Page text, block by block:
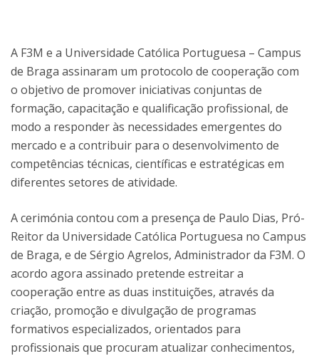
A F3M e a Universidade Católica Portuguesa – Campus
de Braga assinaram um protocolo de cooperação com
o objetivo de promover iniciativas conjuntas de
formação, capacitação e qualificação profissional, de
modo a responder às necessidades emergentes do
mercado e a contribuir para o desenvolvimento de
competências técnicas, científicas e estratégicas em
diferentes setores de atividade.
A cerimónia contou com a presença de Paulo Dias, Pró-
Reitor da Universidade Católica Portuguesa no Campus
de Braga, e de Sérgio Agrelos, Administrador da F3M. O
acordo agora assinado pretende estreitar a
cooperação entre as duas instituições, através da
criação, promoção e divulgação de programas
formativos especializados, orientados para
profissionais que procuram atualizar conhecimentos,